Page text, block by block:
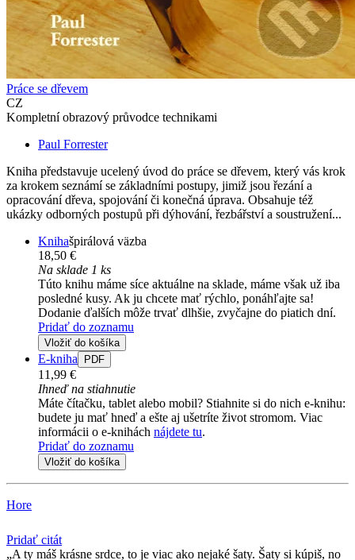
Práce se dřevem
CZ
Kompletní obrazový průvodce technikami
Paul Forrester
Kniha představuje ucelený úvod do práce se dřevem, který vás krok
za krokem seznámí se základními postupy, jimiž jsou řezání a
opracování dřeva, spojování či konečná úprava. Obsahuje též
ukázky odborných postupů při dýhování, řezbářství a soustružení...
Knihašpirálová väzba
18,50 €
Na sklade 1 ks
Túto knihu máme síce aktuálne na sklade, máme však už iba
posledné kusy. Ak ju chcete mať rýchlo, ponáhľajte sa!
Dodanie ďalších môže trvať dlhšie, zvyčajne do piatich dní.
Pridať do zoznamu
Vložiť do košíka
E-kniha PDF
11,99 €
Ihneď na stiahnutie
Máte čítačku, tablet alebo mobil? Stiahnite si do nich e-knihu:
budete ju mať hneď a ešte aj ušetríte život stromom. Viac
informácii o e-knihách nájdete tu.
Pridať do zoznamu
Vložiť do košíka
Hore
Pridať citát
A ty máš krásne srdce, to je viac ako nejaké šaty. Šaty si kúpiš, no